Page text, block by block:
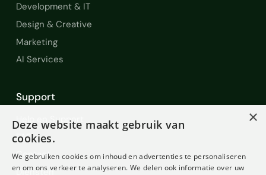
Development & IT
Design & Creative
Marketing
AI Services
Support
Help en Support
FAQ
Contact
Diensten
×
Deze website maakt gebruik van
cookies.
We gebruiken cookies om inhoud en advertenties te personaliseren
en om ons verkeer te analyseren. We delen ook informatie over uw